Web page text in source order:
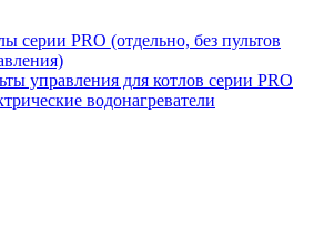
серии PRO (отдельно, без пультов
управления для котлов серии PRO
водонагреватели